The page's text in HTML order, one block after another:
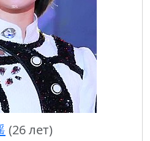
(26 лет)